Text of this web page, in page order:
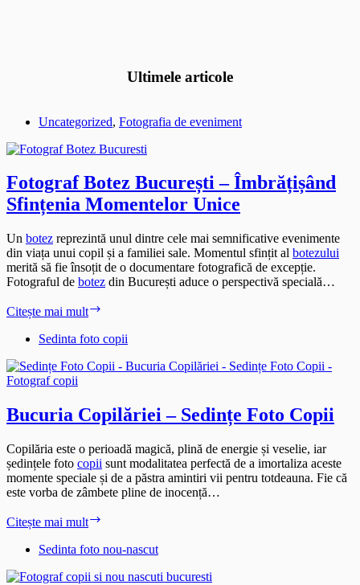
Ultimele articole
Uncategorized, Fotografia de eveniment
Fotograf Botez București – Îmbrățișând
Sfințenia Momentelor Unice
Un botez reprezintă unul dintre cele mai semnificative evenimente
din viața unui copil și a familiei sale. Momentul sfințit al botezului
merită să fie însoțit de o documentare fotografică de excepție.
Fotograful de botez din București aduce o perspectivă specială…
Citește mai mult
București
Îmbrățișând
Unice
Sedinta foto copii
Bucuria Copilăriei – Sedințe Foto Copii
Copilăria este o perioadă magică, plină de energie și veselie, iar
ședințele foto copii sunt modalitatea perfectă de a imortaliza aceste
momente speciale și de a păstra amintiri vii pentru totdeauna. Fie că
este vorba de zâmbete pline de inocență…
Citește mai mult
–
Foto
Sedinta foto nou-nascut